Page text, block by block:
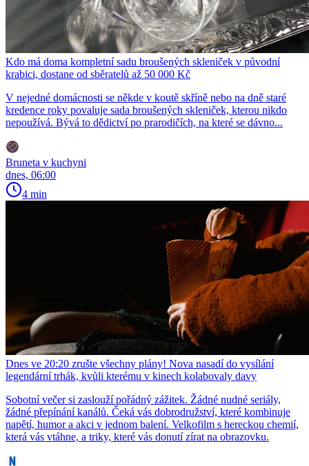
Kdo má doma kompletní sadu broušených skleniček v původní
krabici, dostane od sběratelů až 50 000 Kč
V nejedné domácnosti se někde v koutě skříně nebo na dně staré
kredence roky povaluje sada broušených skleniček, kterou nikdo
nepoužívá. Bývá to dědictví po prarodičích, na které se dávno...
Bruneta v kuchyni
dnes, 06:00
4 min
Dnes ve 20:20 zrušte všechny plány! Nova nasadí do vysílání
legendární trhák, kvůli kterému v kinech kolabovaly davy
Sobotní večer si zaslouží pořádný zážitek. Žádné nudné seriály,
žádné přepínání kanálů. Čeká vás dobrodružství, které kombinuje
napětí, humor a akci v jednom balení. Velkofilm s hereckou chemií,
která vás vtáhne, a triky, které vás donutí zírat na obrazovku.